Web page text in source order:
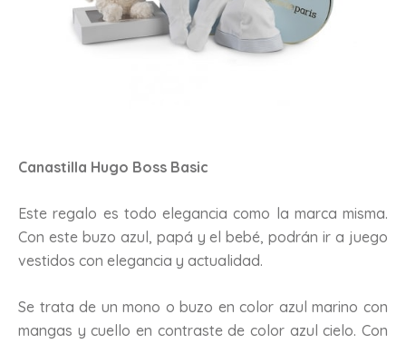
Canastilla Hugo Boss Basic
Este regalo es todo elegancia como la marca misma.
Con este buzo azul, papá y el bebé, podrán ir a juego
vestidos con elegancia y actualidad.
Se trata de un mono o buzo en color azul marino con
mangas y cuello en contraste de color azul cielo. Con